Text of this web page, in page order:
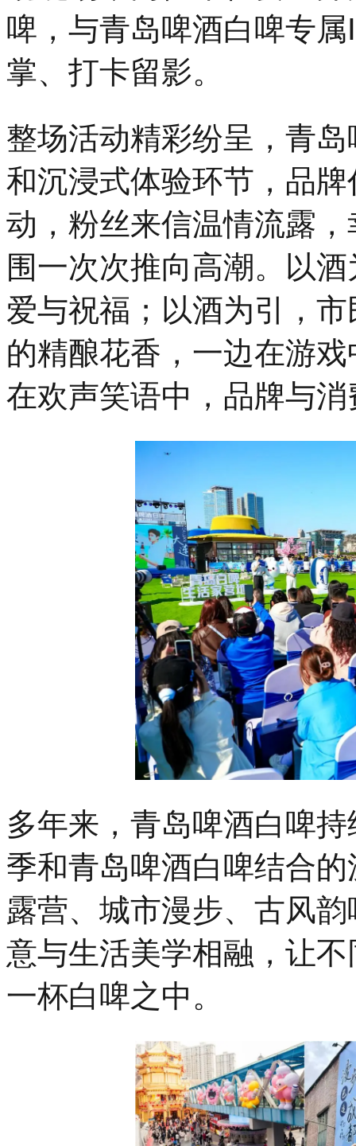
啤，与青岛啤酒白啤专属
掌、打卡留影。
整场活动精彩纷呈，青
和沉浸式体验环节，品
动，粉丝来信温情流露
围一次次推向高潮。以
爱与祝福；以酒为引，
的精酿花香，一边在游
在欢声笑语中，品牌与
多年来，青岛啤酒白啤
季和青岛啤酒白啤结合
露营、城市漫步、古风
意与生活美学相融，让
一杯白啤之中。